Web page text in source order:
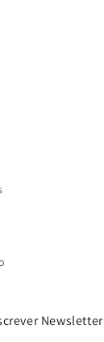
Newsletter